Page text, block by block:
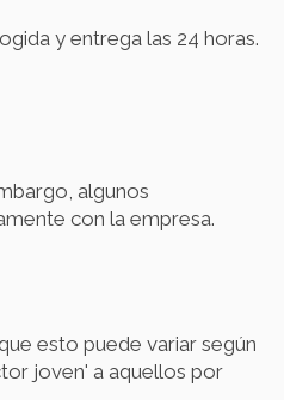
y entrega las 24 horas.
algunos
con la empresa.
esto puede variar según
joven' a aquellos por